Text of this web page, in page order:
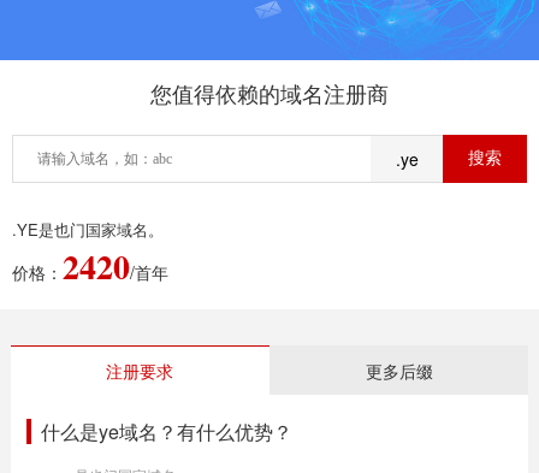
您值得依赖的域名注册商
.ye
.YE是也门国家域名。
价格： 2420/首年
注册要求 更多后缀
什么是ye域名？有什么优势？